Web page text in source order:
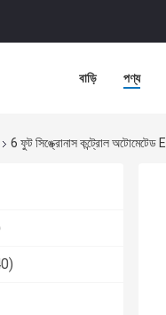
বাড়ি পণ্য
6 ফুট সিঙ্ক্রোনাস কন্ট্রোল অটোমেটেড